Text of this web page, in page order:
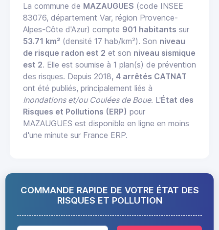
La commune de MAZAUGUES (code INSEE
83076, département Var, région Provence-
Alpes-Côte d'Azur) compte 901 habitants sur
53.71 km² (densité 17 hab/km²). Son niveau
de risque radon est 2 et son niveau sismique
est 2. Elle est soumise à 1 plan(s) de prévention
des risques. Depuis 2018, 4 arrêtés CATNAT
ont été publiés, principalement liés à
Inondations et/ou Coulées de Boue. L'État des
Risques et Pollutions (ERP) pour
MAZAUGUES est disponible en ligne en moins
d'une minute sur France ERP.
COMMANDE RAPIDE DE VOTRE ÉTAT DES
RISQUES ET POLLUTION